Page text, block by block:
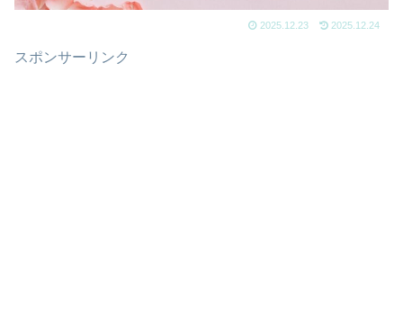
2025.12.23 2025.12.24
スポンサーリンク